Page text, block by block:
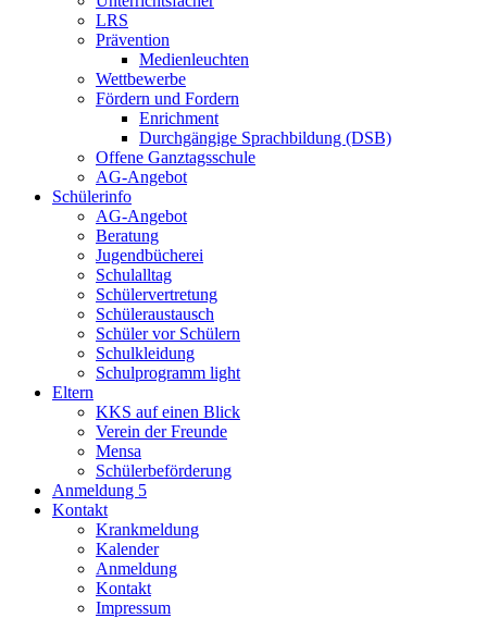
LRS
Prävention
Medienleuchten
Wettbewerbe
Fördern und Fordern
Enrichment
Durchgängige Sprachbildung (DSB)
Offene Ganztagsschule
AG-Angebot
Schülerinfo
AG-Angebot
Beratung
Jugendbücherei
Schulalltag
Schülervertretung
Schüleraustausch
Schüler vor Schülern
Schulkleidung
Schulprogramm light
Eltern
KKS auf einen Blick
Verein der Freunde
Mensa
Schülerbeförderung
Anmeldung 5
Kontakt
Krankmeldung
Kalender
Anmeldung
Kontakt
Impressum